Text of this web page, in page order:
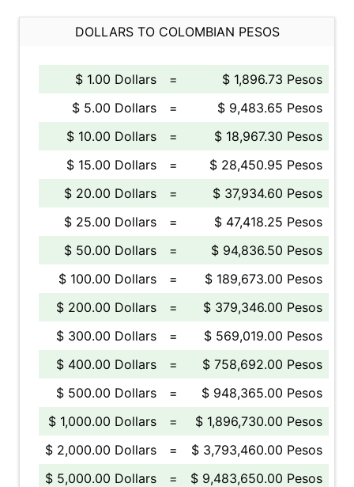
DOLLARS TO COLOMBIAN PESOS
$ 1.00 Dollars =
$ 1,896.73 Pesos
$ 5.00 Dollars
=
$ 9,483.65 Pesos
$ 10.00 Dollars
=
$ 18,967.30 Pesos
$ 15.00 Dollars
=
$ 28,450.95 Pesos
$ 20.00 Dollars
=
$ 37,934.60 Pesos
$ 25.00 Dollars
=
$ 47,418.25 Pesos
$ 50.00 Dollars
=
$ 94,836.50 Pesos
$ 100.00 Dollars
=
$ 189,673.00 Pesos
$ 200.00 Dollars
=
$ 379,346.00 Pesos
$ 300.00 Dollars
=
$ 569,019.00 Pesos
$ 400.00 Dollars
=
$ 758,692.00 Pesos
$ 500.00 Dollars
=
$ 948,365.00 Pesos
$ 1,000.00 Dollars
=
$ 1,896,730.00 Pesos
$ 2,000.00 Dollars
=
$ 3,793,460.00 Pesos
$ 5,000.00 Dollars
= $ 9,483,650.00 Pesos